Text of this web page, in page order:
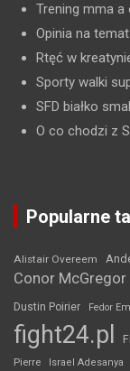
Trening mma a
Opinia na
Rtęć w
Sporty walki
SFD białko
O co chodzi z
Popularne
Alistair Overeem
Conor McGregor
Dustin Poirier Fedor
fight24.pl
Pierre
Israel Adesanya